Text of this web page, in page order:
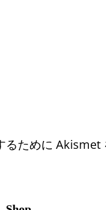
ために Akismet